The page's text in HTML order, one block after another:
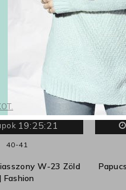
19:25:20
40-41
W-23 Zöld
| Fashion